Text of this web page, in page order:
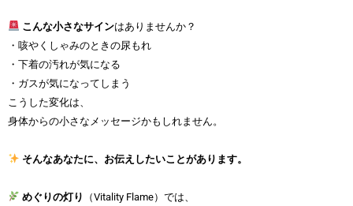
こんな小さなサインはありませんか？
・咳やくしゃみのときの尿もれ
・下着の汚れが気になる
・ガスが気になってしまう
こうした変化は、
身体からの小さなメッセージかもしれません。
そんなあなたに、お伝えしたいことがあります。
めぐりの灯り
（Vitality Flame）では、